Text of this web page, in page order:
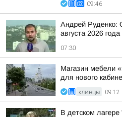
09:46
Андрей Руденко:
августа 2026 года
07:30
Магазин мебели
для нового
КЛИНЦЫ 09:12
В детском